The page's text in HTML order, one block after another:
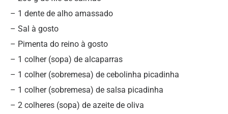
– 1 dente de alho amassado
– Sal à gosto
– Pimenta do reino à gosto
– 1 colher (sopa) de alcaparras
– 1 colher (sobremesa) de cebolinha picadinha
– 1 colher (sobremesa) de salsa picadinha
– 2 colheres (sopa) de azeite de oliva